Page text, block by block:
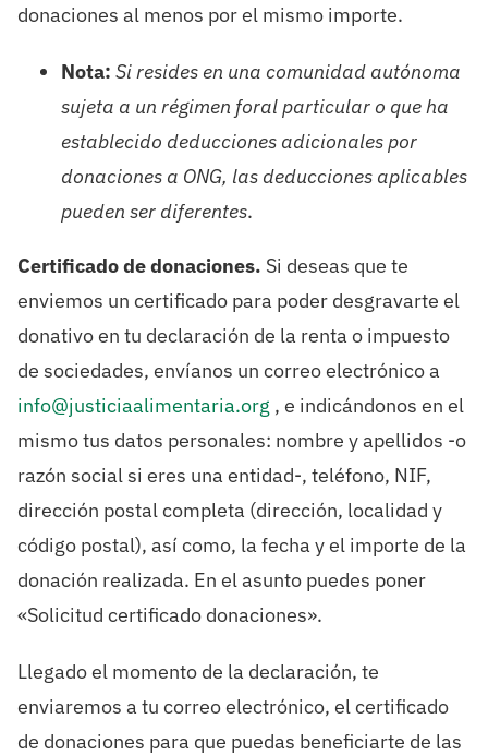
donaciones al menos por el mismo importe.
Nota: Si resides en una comunidad autónoma
sujeta a un régimen foral particular o que ha
establecido deducciones adicionales por
donaciones a ONG, las deducciones aplicables
pueden ser diferentes.
Certificado de donaciones. Si deseas que te
enviemos un certificado para poder desgravarte el
donativo en tu declaración de la renta o impuesto
de sociedades, envíanos un correo electrónico a
info@justiciaalimentaria.org , e indicándonos en el
mismo tus datos personales: nombre y apellidos -o
razón social si eres una entidad-, teléfono, NIF,
dirección postal completa (dirección, localidad y
código postal), así como, la fecha y el importe de la
donación realizada. En el asunto puedes poner
«Solicitud certificado donaciones».
Llegado el momento de la declaración, te
enviaremos a tu correo electrónico, el certificado
de donaciones para que puedas beneficiarte de las